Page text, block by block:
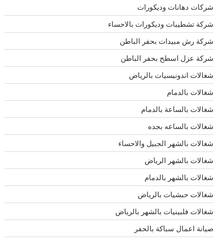
شركات دهانات وديكورات
شركة تشطيبات وديكورات بالاحساء
شركة رش مبيدات بحفر الباطن
شركة عزل اسطح بحفر الباطن
شغالات اندونيسيات بالرياض
شغالات بالدمام
شغالات بالساعة بالدمام
شغالات بالساعه بجده
شغالات بالشهر الجبيل والاحساء
شغالات بالشهر الرياض
شغالات بالشهر بالدمام
شغالات حبشيات بالرياض
شغالات فلبينيات بالشهر بالرياض
صيانة اعمال سباكة بالحفر